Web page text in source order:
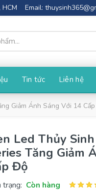
Email:
Tin tức Liên hệ
Giảm Ánh Sáng Với 14
Led Thủy
Tăng Giảm
Độ
trạng: Còn hàng